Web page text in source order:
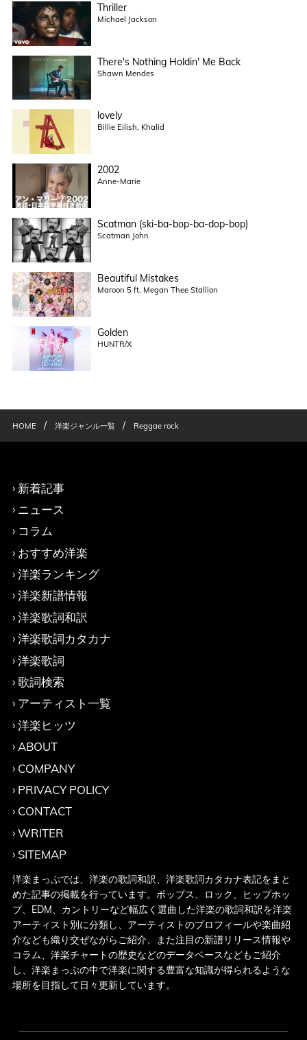
Thriller
Michael Jackson
There's Nothing Holdin' Me Back
Shawn Mendes
lovely
Billie Eilish, Khalid
2002
Anne-Marie
Scatman (ski-ba-bop-ba-dop-bop)
Scatman John
Beautiful Mistakes
Maroon 5 ft. Megan Thee Stallion
Golden
HUNTR/X
HOME / 洋楽ジャンル一覧 / Reggae rock
新着記事
ニュース
コラム
おすすめ洋楽
洋楽ランキング
洋楽新譜情報
洋楽歌詞和訳
洋楽歌詞カタカナ
洋楽歌詞
歌詞検索
アーティスト一覧
洋楽ヒッツ
ABOUT
COMPANY
PRIVACY POLICY
CONTACT
WRITER
SITEMAP
洋楽まっぷでは、洋楽の歌詞和訳、洋楽歌詞カタカナ表記をまと
めた記事の掲載を行っています。ポップス、ロック、ヒップホッ
プ、EDM、カントリーなど幅広く選曲した洋楽の歌詞和訳を洋楽
アーティスト別に分類し、アーティストのプロフィールや楽曲紹
介なども織り交ぜながらご紹介、また注目の新譜リリース情報や
コラム、洋楽チャートの歴史などのデータベースなどもご紹介
し、洋楽まっぷの中で洋楽に関する豊富な知識が得られるような
場所を目指して日々更新しています。